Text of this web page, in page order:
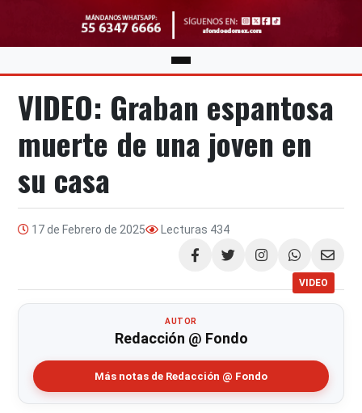
VIDEO: Graban espantosa
muerte de una joven en
su casa
17 de Febrero de 2025 Lecturas 434
Compartir
VIDEO
AUTOR
Redacción @ Fondo
Más notas de Redacción @ Fondo